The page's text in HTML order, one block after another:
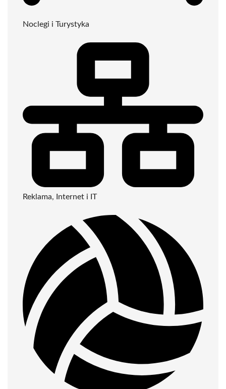
Noclegi i Turystyka
Reklama, Internet i IT